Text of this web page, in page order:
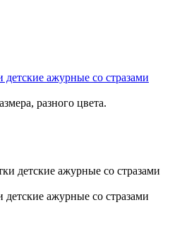
детские ажурные со стразами
разного цвета.
детские ажурные со стразами